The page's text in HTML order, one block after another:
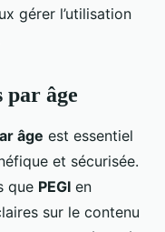
gérer l’utilisation
par âge
âge est essentiel
et sécurisée.
que PEGI en
sur le contenu